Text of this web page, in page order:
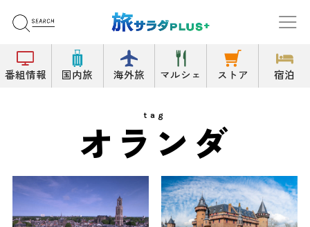
番組情報 国内旅 海外旅 マルシェ ストア 宿泊
tag
オランダ